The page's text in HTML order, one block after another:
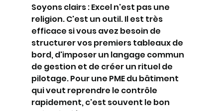
Soyons clairs : Excel n'est pas une
religion. C'est un outil. Il est très
efficace si vous avez besoin de
structurer vos premiers tableaux de
bord, d'imposer un langage commun
de gestion et de créer un rituel de
pilotage. Pour une PME du bâtiment
qui veut reprendre le contrôle
rapidement, c'est souvent le bon